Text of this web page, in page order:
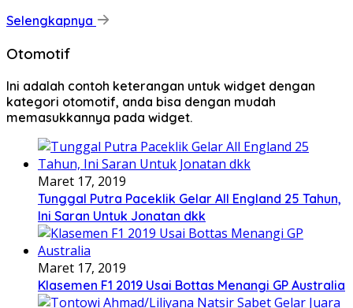
Selengkapnya
Otomotif
Ini adalah contoh keterangan untuk widget dengan
kategori otomotif, anda bisa dengan mudah
memasukkannya pada widget.
Maret 17, 2019
Tunggal Putra Paceklik Gelar All England 25 Tahun,
Ini Saran Untuk Jonatan dkk
Maret 17, 2019
Klasemen F1 2019 Usai Bottas Menangi GP Australia